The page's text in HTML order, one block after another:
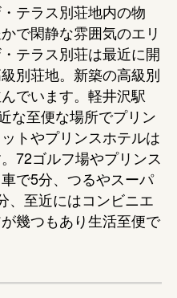
テラス別荘地内の物
で閑静な雰囲気のエリ
テラス別荘は最近に開
別荘地。新築の高級別
でいます。軽井沢駅
な至便な場所でプリン
トやプリンスホテルは
72ゴルフ場やプリンス
で5分、つるやスーパ
、至近にはコンビニエ
幾つもあり生活至便で